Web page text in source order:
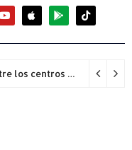
Hospital General de Castañer entre los centros de salud comunitarios con mejor desempeño clínico de Estados Unidos